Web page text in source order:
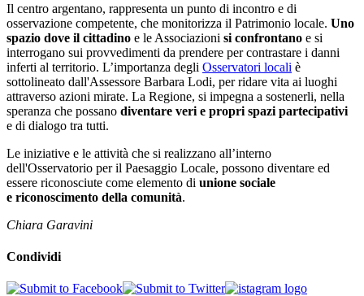
Il centro argentano, rappresenta un punto di incontro e di
osservazione competente, che monitorizza il Patrimonio locale. Uno
spazio dove il cittadino e le Associazioni si confrontano e si
interrogano sui provvedimenti da prendere per contrastare i danni
inferti al territorio. L’importanza degli Osservatori locali è
sottolineato dall'Assessore Barbara Lodi, per ridare vita ai luoghi
attraverso azioni mirate. La Regione, si impegna a sostenerli, nella
speranza che possano diventare veri e propri spazi partecipativi
e di dialogo tra tutti.
Le iniziative e le attività che si realizzano all’interno
dell'Osservatorio per il Paesaggio Locale, possono diventare ed
essere riconosciute come elemento di unione sociale
e riconoscimento della comunità.
Chiara Garavini
Condividi